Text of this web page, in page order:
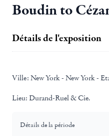
Boudin to
Détails de l'exposition
Ville: New York - New York -
Lieu: Durand-Ruel & Cie.
Détails de la période